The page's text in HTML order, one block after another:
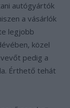
autógyártók
a vásárlók
legjobb
közel
pedig a
Érthető tehát